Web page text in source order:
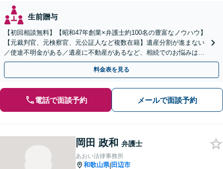
生前贈与
【初回相談無料】【昭和47年創業×弁護士約100名の豊富なノウハウ】
【元裁判官、元検察官、元公証人など複数在籍】遺産分割が進まない
／使途不明金がある／遺産に不動産があるなど、相続でのお悩みはご
相談ください【他士業連携で登記・税も対応】
料金表を見る
電話で面談予約 メールで面談予約
岡田 政和 弁護士
あおい法律事務所
和歌山県|田辺市